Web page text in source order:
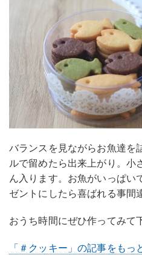
バランスを見ながらお魚達を
ルで留めたら出来上がり。小
ん入ります。お魚がいっぱい
ゼントにしたら喜ばれる事間
おうち時間にぜひ作ってみて
「＃クッキー」の記事をもっ